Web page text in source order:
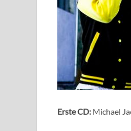
Erste CD: Michael